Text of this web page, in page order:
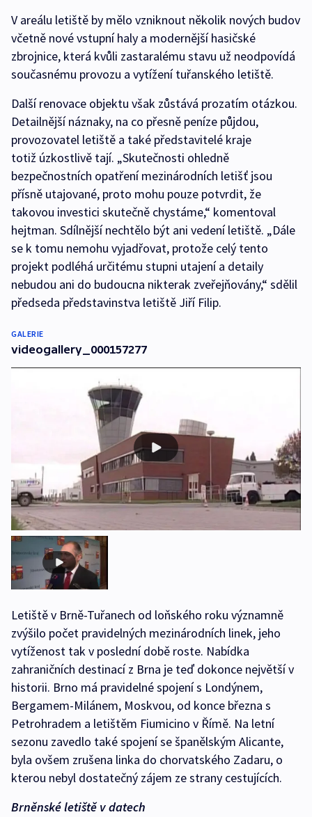
V areálu letiště by mělo vzniknout několik nových budov
včetně nové vstupní haly a modernější hasičské
zbrojnice, která kvůli zastaralému stavu už neodpovídá
současnému provozu a vytížení tuřanského letiště.
Další renovace objektu však zůstává prozatím otázkou.
Detailnější náznaky, na co přesně peníze půjdou,
provozovatel letiště a také představitelé kraje
totiž úzkostlivě tají. „Skutečnosti ohledně
bezpečnostních opatření mezinárodních letišť jsou
přísně utajované, proto mohu pouze potvrdit, že
takovou investici skutečně chystáme,“ komentoval
hejtman. Sdílnější nechtělo být ani vedení letiště. „Dále
se k tomu nemohu vyjadřovat, protože celý tento
projekt podléhá určitému stupni utajení a detaily
nebudou ani do budoucna nikterak zveřejňovány,“ sdělil
předseda představinstva letiště Jiří Filip.
GALERIE
videogallery_000157277
Letiště v Brně-Tuřanech od loňského roku významně
zvýšilo počet pravidelných mezinárodních linek, jeho
vytíženost tak v poslední době roste. Nabídka
zahraničních destinací z Brna je teď dokonce největší v
historii. Brno má pravidelné spojení s Londýnem,
Bergamem-Milánem, Moskvou, od konce března s
Petrohradem a letištěm Fiumicino v Římě. Na letní
sezonu zavedlo také spojení se španělským Alicante,
byla ovšem zrušena linka do chorvatského Zadaru, o
kterou nebyl dostatečný zájem ze strany cestujících.
Brněnské letiště v datech